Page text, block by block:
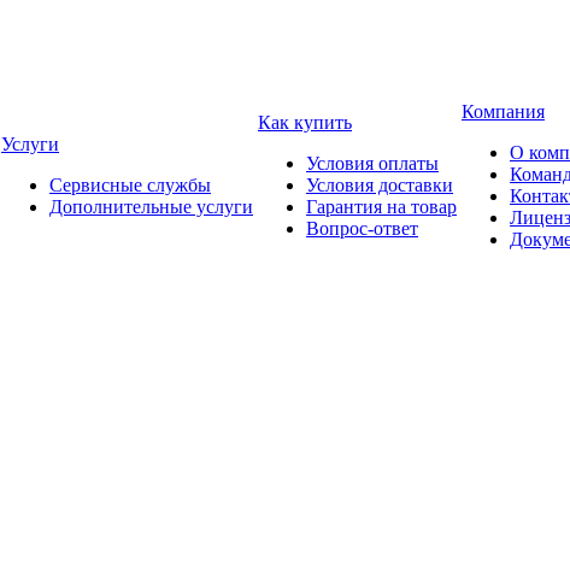
Услуги
Сервисные службы
Дополнительные услуги
Как купить
Условия оплаты
Условия доставки
Гарантия на товар
Вопрос-ответ
Компания
О